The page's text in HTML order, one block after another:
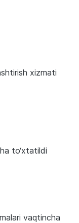
xizmati
to‘xtatildi
vaqtincha